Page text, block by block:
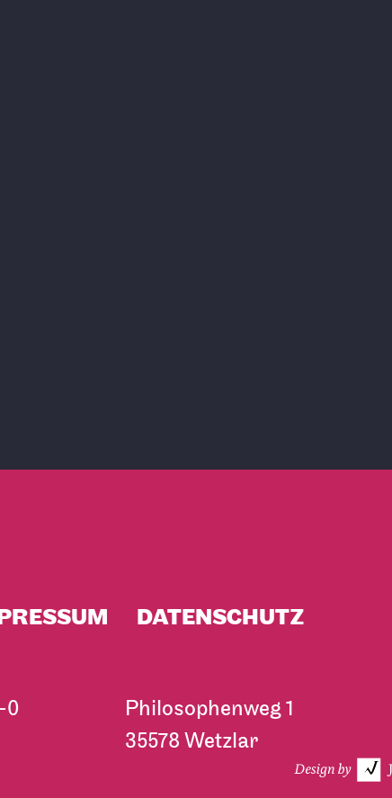
DATENSCHUTZ
0
Philosophenweg 1
35578 Wetzlar